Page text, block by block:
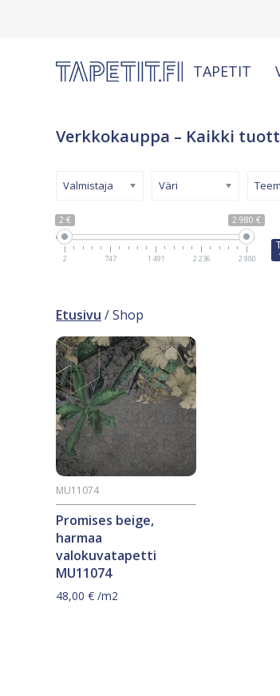
TAPETIT
Verkkokauppa – Kaikki
2 € 2 980 €
2 747 1 491 2 236 2 980
Valmistaja Väri
Etusivu / Shop
Promises beige,
harmaa
valokuvatapetti
MU11074
MU11074
48,00 € /m2